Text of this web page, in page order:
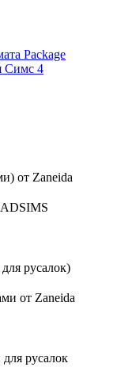
Package
Симс 4
от Zaneida
русалок)
от Zaneida
русалок